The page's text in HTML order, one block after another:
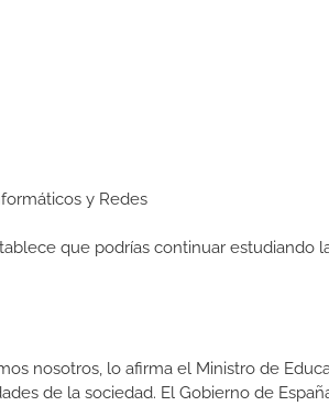
y Redes
que podrías continuar estudiando
nosotros, lo afirma el Ministro de
de la sociedad. El Gobierno de